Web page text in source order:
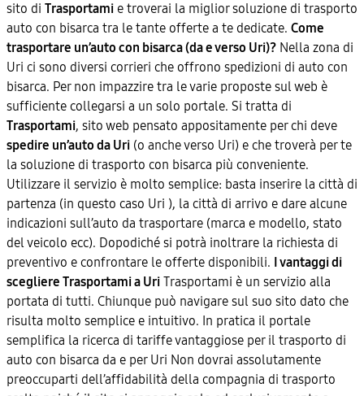
sito di Trasportami e troverai la miglior soluzione di trasporto
auto con bisarca tra le tante offerte a te dedicate. Come
trasportare un’auto con bisarca (da e verso Uri)? Nella zona di
Uri ci sono diversi corrieri che offrono spedizioni di auto con
bisarca. Per non impazzire tra le varie proposte sul web è
sufficiente collegarsi a un solo portale. Si tratta di
Trasportami, sito web pensato appositamente per chi deve
spedire un’auto da Uri (o anche verso Uri) e che troverà per te
la soluzione di trasporto con bisarca più conveniente.
Utilizzare il servizio è molto semplice: basta inserire la città di
partenza (in questo caso Uri ), la città di arrivo e dare alcune
indicazioni sull’auto da trasportare (marca e modello, stato
del veicolo ecc). Dopodiché si potrà inoltrare la richiesta di
preventivo e confrontare le offerte disponibili. I vantaggi di
scegliere Trasportami a Uri Trasportami è un servizio alla
portata di tutti. Chiunque può navigare sul suo sito dato che
risulta molto semplice e intuitivo. In pratica il portale
semplifica la ricerca di tariffe vantaggiose per il trasporto di
auto con bisarca da e per Uri Non dovrai assolutamente
preoccuparti dell’affidabilità della compagnia di trasporto